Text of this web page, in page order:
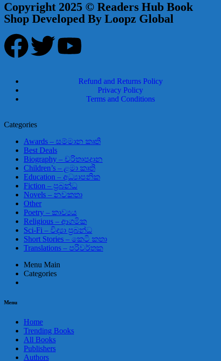
Copyright 2025 © Readers Hub Book
Shop Developed By Loopz Global
Refund and Returns Policy
Privacy Policy
Terms and Conditions
Categories
Awards – සම්මාන කෘති
Best Deals
Biography – චරිතාපදාන
Children’s – ළමා කෘති
Education – අධ්‍යාපනික
Fiction – ප්‍රබන්ධ
Novels – නවකතා
Other
Poetry – කාව්‍යය
Religious – ආගමික
Sci-Fi – විද්‍යා ප්‍රබන්ධ
Short Stories – කෙටි කතා
Translations – පරිවර්තක
Menu Main
Categories
Menu
Home
Trending Books
All Books
Publishers
Authors